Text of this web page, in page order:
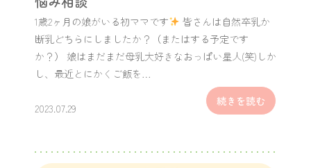
1歳2ヶ月の娘がいる初ママです
皆さんは自然卒乳か
断乳どちらにしましたか？（またはする予定です
か？） 娘はまだまだ母乳大好きなおっぱい星人(笑)しか
し、最近とにかくご飯を…
2023.07.29
続きを読む